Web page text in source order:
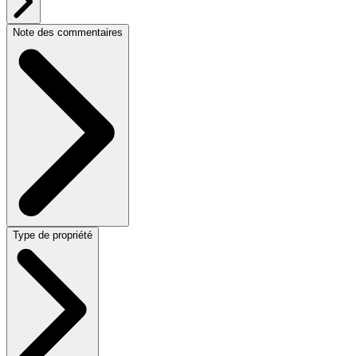
Note des commentaires
Type de propriété